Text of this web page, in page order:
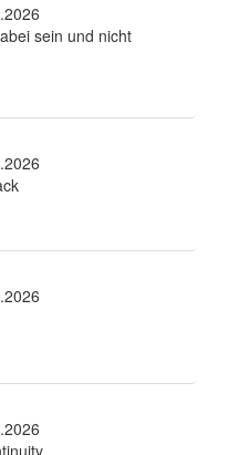
sein und nicht